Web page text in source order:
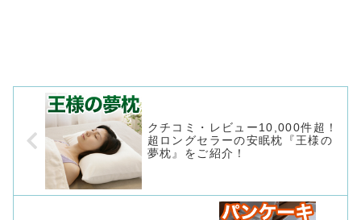
クチコミ・レビュー10,000件超！
超ロングセラーの安眠枕『王様の
夢枕』をご紹介！